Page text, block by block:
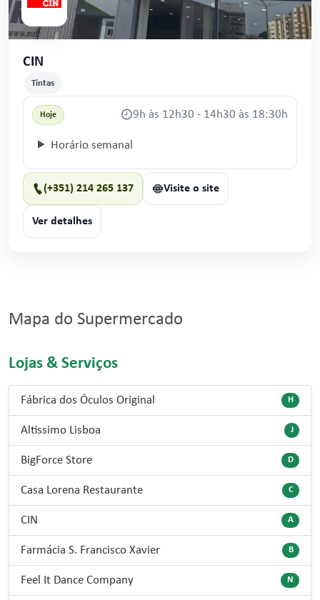
CIN
Tintas
Hoje 9h às 12h30 - 14h30 às 18:30h
Horário semanal
(+351) 214 265 137 Visite o site
Ver detalhes
Mapa do Supermercado
Lojas & Serviços
Fábrica dos Óculos Original H
Altissimo Lisboa J
BigForce Store D
Casa Lorena Restaurante C
CIN A
Farmácia S. Francisco Xavier B
Feel It Dance Company N